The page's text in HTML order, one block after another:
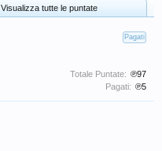
Visualizza tutte le puntate
Pagati
Totale Puntate: ℗97
Pagati: ℗5